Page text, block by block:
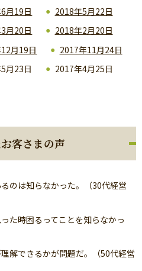
月19日
2018年5月22日
月20日
2018年2月20日
月19日
2017年11月24日
月23日
2017年4月25日
客さまの声
のは知らなかった。（30代経営
た時困るってことを知らなかっ
解できるかが問題だ。（50代経営